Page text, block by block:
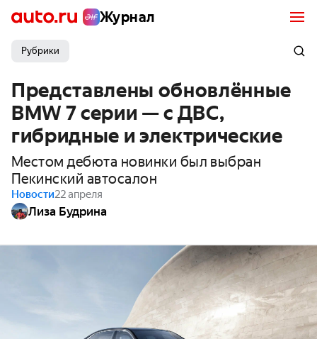
Журнал
Рубрики
Представлены обновлённые
BMW 7 серии — с ДВС,
гибридные и электрические
Местом дебюта новинки был выбран
Пекинский автосалон
Новости22 апреля
Лиза Будрина